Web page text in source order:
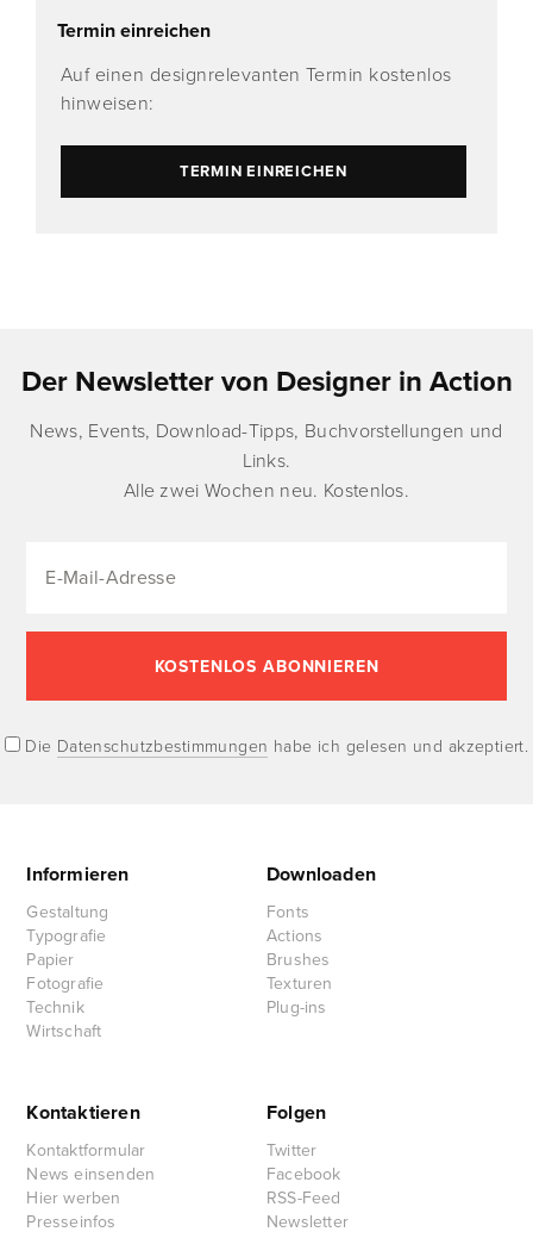
Termin einreichen
Auf einen designrelevanten Termin kostenlos
hinweisen:
TERMIN EINREICHEN
Der Newsletter von Designer in Action
News, Events, Download-Tipps, Buchvorstellungen und
Links.
Alle zwei Wochen neu. Kostenlos.
Die Datenschutzbestimmungen habe ich gelesen und akzeptiert.
Informieren
Gestaltung
Typografie
Papier
Fotografie
Technik
Wirtschaft
Downloaden
Fonts
Actions
Brushes
Texturen
Plug-ins
Kontaktieren
Kontaktformular
News einsenden
Hier werben
Presseinfos
Folgen
Twitter
Facebook
RSS-Feed
Newsletter